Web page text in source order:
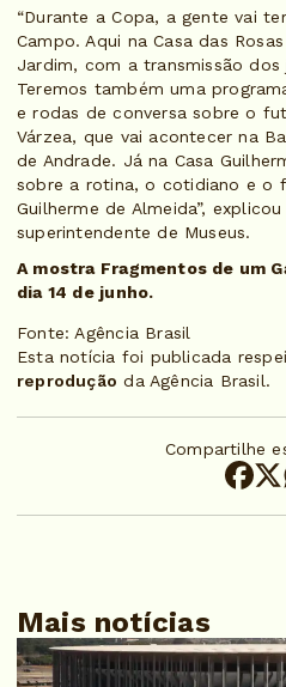
“Durante a Copa, a gente vai
Campo. Aqui na Casa das
Jardim, com a transmissão
Teremos também uma
e rodas de conversa sobre o
Várzea, que vai acontecer na
de Andrade. Já na Casa
sobre a rotina, o cotidiano e o
Guilherme de Almeida”,
superintendente de Museus.
A mostra Fragmentos de um
dia 14 de junho.
Fonte: Agência Brasil
Esta notícia foi publicada
reprodução da Agência Brasil.
Compartilhe
Mais notícias